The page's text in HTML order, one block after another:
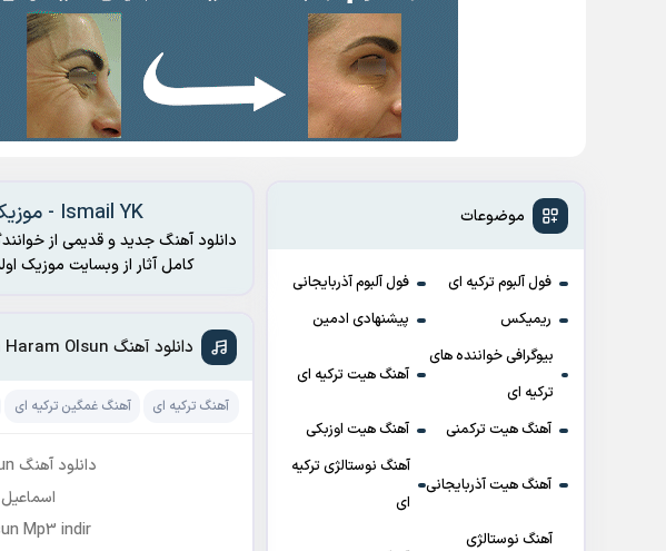
موضوعات
فول آلبوم ترکیه ای
فول آلبوم آذربایجانی
ریمیکس
پیشنهادی ادمین
بیوگرافی خواننده های
ترکیه ای
آهنگ هیت ترکیه ای
آهنگ هیت ترکمنی آهنگ هیت اوزبکی
آهنگ هیت آذربایجانی
آهنگ نوستالژی ترکیه
ای
آهنگ نوستالژی
Ismail YK - موزیک اولمز - مرجع دانلود ترانه های ترکی
دانلود آهنگ جدید و قدیمی از
کامل آثار از وبسایت موزیک اولمز – مرجع دانلود ترانه های ترکی به همراه پخش آنلاین
دانلود آهنگ Ismail YK Doğum Günün Haram Olsun
آهنگ ترکیه ای آهنگ غمگین ترکیه ای
دانلود آهنگ Ismail YK Doğum Günün Haram Olsun
Mp3 indir